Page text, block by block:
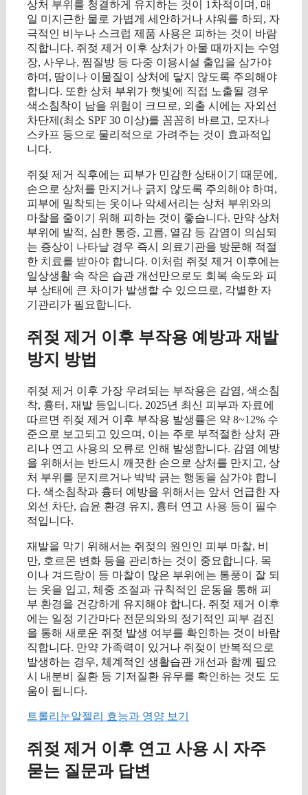
상처 부위를 청결하게 유지하는 것이 1차적이며, 매
일 미지근한 물로 가볍게 세안하거나 샤워를 하되, 자
극적인 비누나 스크럽 제품 사용은 피하는 것이 바람
직합니다. 쥐젖 제거 이후 상처가 아물 때까지는 수영
장, 사우나, 찜질방 등 다중 이용시설 출입을 삼가야
하며, 땀이나 이물질이 상처에 닿지 않도록 주의해야
합니다. 또한 상처 부위가 햇빛에 직접 노출될 경우
색소침착이 남을 위험이 크므로, 외출 시에는 자외선
차단제(최소 SPF 30 이상)를 꼼꼼히 바르고, 모자나
스카프 등으로 물리적으로 가려주는 것이 효과적입
니다.
쥐젖 제거 직후에는 피부가 민감한 상태이기 때문에,
손으로 상처를 만지거나 긁지 않도록 주의해야 하며,
피부에 밀착되는 옷이나 악세서리는 상처 부위와의
마찰을 줄이기 위해 피하는 것이 좋습니다. 만약 상처
부위에 발적, 심한 통증, 고름, 열감 등 감염이 의심되
는 증상이 나타날 경우 즉시 의료기관을 방문해 적절
한 치료를 받아야 합니다. 이처럼 쥐젖 제거 이후에는
일상생활 속 작은 습관 개선만으로도 회복 속도와 피
부 상태에 큰 차이가 발생할 수 있으므로, 각별한 자
기관리가 필요합니다.
쥐젖 제거 이후 부작용 예방과 재발
방지 방법
쥐젖 제거 이후 가장 우려되는 부작용은 감염, 색소침
착, 흉터, 재발 등입니다. 2025년 최신 피부과 자료에
따르면 쥐젖 제거 이후 부작용 발생률은 약 8~12% 수
준으로 보고되고 있으며, 이는 주로 부적절한 상처 관
리나 연고 사용의 오류로 인해 발생합니다. 감염 예방
을 위해서는 반드시 깨끗한 손으로 상처를 만지고, 상
처 부위를 문지르거나 박박 긁는 행동을 삼가야 합니
다. 색소침착과 흉터 예방을 위해서는 앞서 언급한 자
외선 차단, 습윤 환경 유지, 흉터 연고 사용 등이 필수
적입니다.
재발을 막기 위해서는 쥐젖의 원인인 피부 마찰, 비
만, 호르몬 변화 등을 관리하는 것이 중요합니다. 목
이나 겨드랑이 등 마찰이 많은 부위에는 통풍이 잘 되
는 옷을 입고, 체중 조절과 규칙적인 운동을 통해 피
부 환경을 건강하게 유지해야 합니다. 쥐젖 제거 이후
에는 일정 기간마다 전문의와의 정기적인 피부 검진
을 통해 새로운 쥐젖 발생 여부를 확인하는 것이 바람
직합니다. 만약 가족력이 있거나 쥐젖이 반복적으로
발생하는 경우, 체계적인 생활습관 개선과 함께 필요
시 내분비 질환 등 기저질환 유무를 확인하는 것도 도
움이 됩니다.
트롤리눈알젤리 효능과 영양 보기
쥐젖 제거 이후 연고 사용 시 자주
묻는 질문과 답변